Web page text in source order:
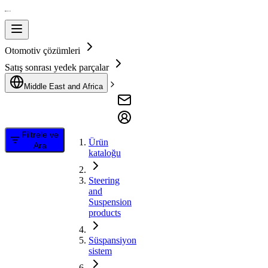
Otomotiv çözümleri
Satış sonrası yedek parçalar
Middle East and Africa
Filtrele ve
Ara
Ürün
kataloğu
Steering
and
Suspension
products
Süspansiyon
sistem